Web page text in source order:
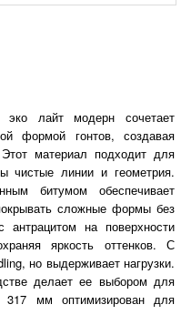
лайт модерн сочетает
формой гонтов, создавая
материал подходит для
чистые линии и геометрия.
битумом обеспечивает
сложные формы без
на поверхности
яркость оттенков. С
но выдерживает нагрузки.
делает ее выбором для
мм оптимизирован для